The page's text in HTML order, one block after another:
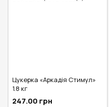
Цукерка «Аркадія Стимул»
1.8 кг
247.00 грн